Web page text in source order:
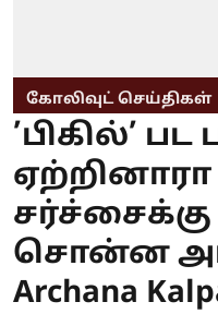
கோலிவுட் செய்திகள்
’பிகில்’
சர்ச்சைக்கு
சொன்ன
Archana